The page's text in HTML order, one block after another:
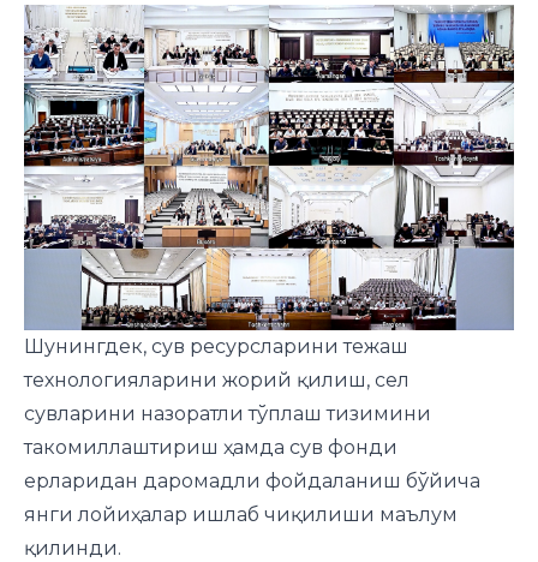
Шунингдек, сув ресурсларини тежаш
технологияларини жорий қилиш, сел
сувларини назоратли тўплаш тизимини
такомиллаштириш ҳамда сув фонди
ерларидан даромадли фойдаланиш бўйича
янги лойиҳалар ишлаб чиқилиши маълум
қилинди.